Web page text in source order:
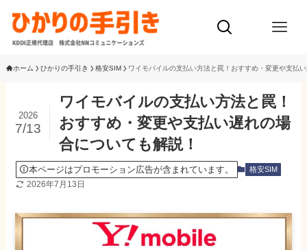
ホーム ひかりの手引き 格安SIM ワイモバイルの支払い方法と罠！おすすめ・変更や支払
ワイモバイルの支払い方法と罠！
おすすめ・変更や支払い遅れの場
合についても解説！
2026
7/13
本ページはプロモーション広告が含まれています。 格安SIM
2026年7月13日